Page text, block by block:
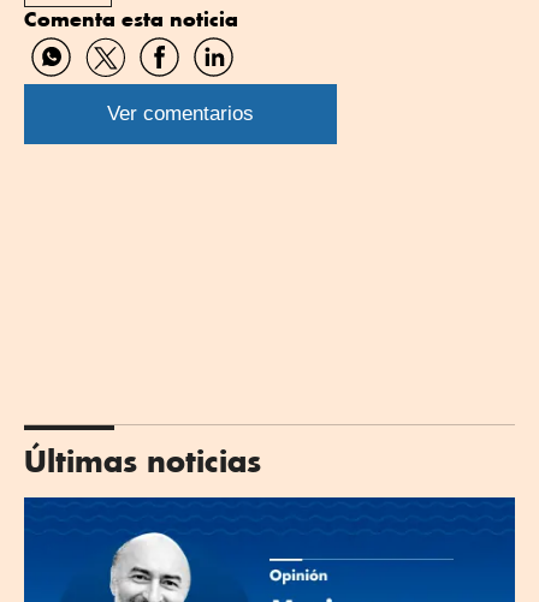
Comenta esta noticia
Compartir
por
WhatsApp
Compartir
por
Twitter
Compartir
por
Facebook
Compartir
por
Linkedin
Ver comentarios
Últimas noticias